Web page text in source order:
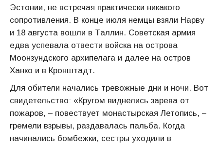
Эстонии, не встречая практически никакого
сопротивления. В конце июля немцы взяли Нарву
и 18 августа вошли в Таллин. Советская армия
едва успевала отвести войска на острова
Моонзундского архипелага и далее на остров
Ханко и в Кронштадт.
Для обители начались тревожные дни и ночи. Вот
свидетельство: «Кругом виднелись зарева от
пожаров, – повествует монастырская Летопись, –
гремели взрывы, раздавалась пальба. Когда
начинались бомбежки, сестры уходили в